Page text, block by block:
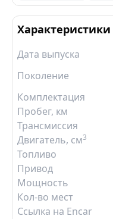
Характеристики
Дата выпуска
Поколение
Комплектация
Пробег, км
Трансмиссия
Двигатель, см3
Топливо
Привод
Мощность
Кол-во мест
Ссылка на Encar